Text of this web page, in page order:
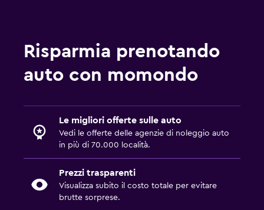
Risparmia prenotando
auto con momondo
Le migliori offerte sulle auto
Vedi le offerte delle agenzie di noleggio auto
in più di 70.000 località.
Prezzi trasparenti
Visualizza subito il costo totale per evitare
brutte sorprese.